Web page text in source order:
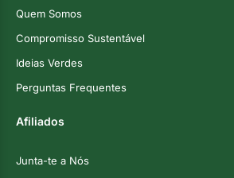
Quem Somos
Compromisso Sustentável
Ideias Verdes
Perguntas Frequentes
Afiliados
Junta-te a Nós